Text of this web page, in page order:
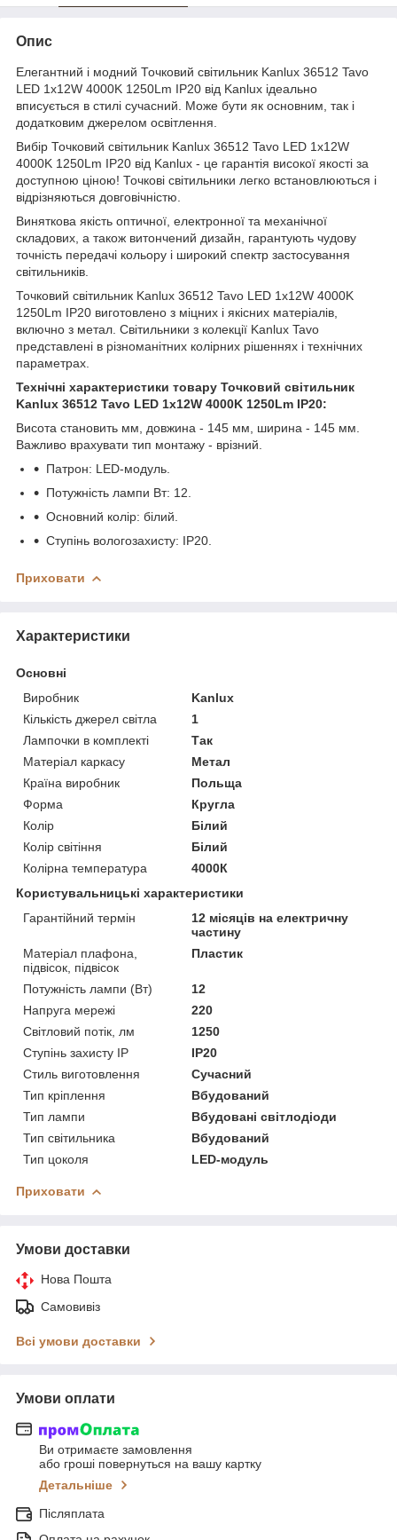
Опис
Елегантний і модний Точковий світильник Kanlux 36512 Tavo
LED 1x12W 4000K 1250Lm IP20 від Kanlux ідеально
вписується в стилі сучасний. Може бути як основним, так і
додатковим джерелом освітлення.
Вибір Точковий світильник Kanlux 36512 Tavo LED 1x12W
4000K 1250Lm IP20 від Kanlux - це гарантія високої якості за
доступною ціною! Точкові світильники легко встановлюються і
відрізняються довговічністю.
Виняткова якість оптичної, електронної та механічної
складових, а також витончений дизайн, гарантують чудову
точність передачі кольору і широкий спектр застосування
світильників.
Точковий світильник Kanlux 36512 Tavo LED 1x12W 4000K
1250Lm IP20 виготовлено з міцних і якісних матеріалів,
включно з метал. Світильники з колекції Kanlux Tavo
представлені в різноманітних колірних рішеннях і технічних
параметрах.
Технічні характеристики товару Точковий світильник
Kanlux 36512 Tavo LED 1x12W 4000K 1250Lm IP20:
Висота становить мм, довжина - 145 мм, ширина - 145 мм.
Важливо врахувати тип монтажу - врізний.
Патрон: LED-модуль.
Потужність лампи Вт: 12.
Основний колір: білий.
Ступінь вологозахисту: IP20.
Приховати
Характеристики
Основні
Виробник
Kanlux
Кількість джерел світла
1
Лампочки в комплекті
Так
Матеріал каркасу
Метал
Країна виробник
Польща
Форма
Кругла
Колір
Білий
Колір світіння
Білий
Колірна температура
4000К
Користувальницькі характеристики
Гарантійний термін
12 місяців на електричну
частину
Матеріал плафона,
підвісок, підвісок
Пластик
Потужність лампи (Вт)
12
Напруга мережі
220
Світловий потік, лм
1250
Ступінь захисту IP
IP20
Стиль виготовлення
Сучасний
Тип кріплення
Вбудований
Тип лампи
Вбудовані світлодіоди
Тип світильника
Вбудований
Тип цоколя
LED-модуль
Приховати
Умови доставки
Нова Пошта
Самовивіз
Всі умови доставки
Умови оплати
Ви отримаєте замовлення
або гроші повернуться на вашу картку
Детальніше
Післяплата